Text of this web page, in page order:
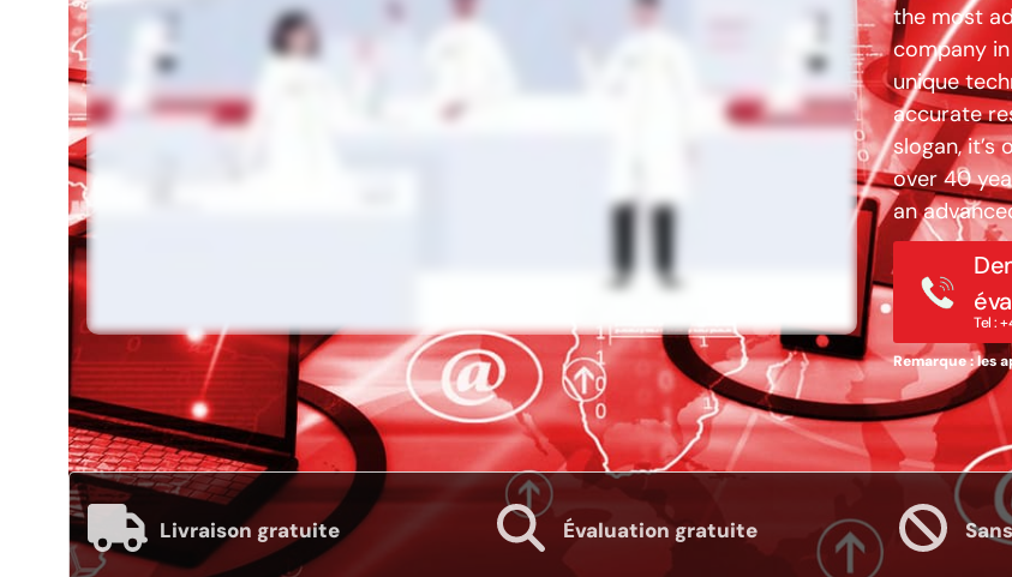
the most
company
unique
accurate
slogan, it’s
over 40
an
Tel :
Remarque : les
Livraison gratuite Évaluation gratuite